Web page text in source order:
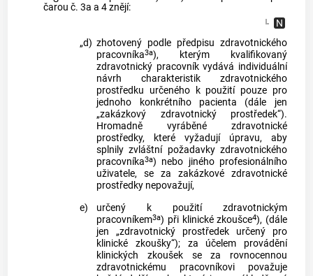
čarou č. 3a a 4 znějí:
„d) zhotovený podle předpisu zdravotnického
pracovníka3a), kterým kvalifikovaný
zdravotnický pracovník vydává individuální
návrh charakteristik zdravotnického
prostředku určeného k použití pouze pro
jednoho konkrétního pacienta (dále jen
„zakázkový zdravotnický prostředek“).
Hromadně vyráběné zdravotnické
prostředky, které vyžadují úpravu, aby
splnily zvláštní požadavky zdravotnického
pracovníka3a) nebo jiného profesionálního
uživatele, se za zakázkové zdravotnické
prostředky nepovažují,
e)
určený k použití zdravotnickým
pracovníkem3a) při klinické zkoušce4), (dále
jen „zdravotnický prostředek určený pro
klinické zkoušky“); za účelem provádění
klinických zkoušek se za rovnocennou
zdravotnickému pracovníkovi považuje